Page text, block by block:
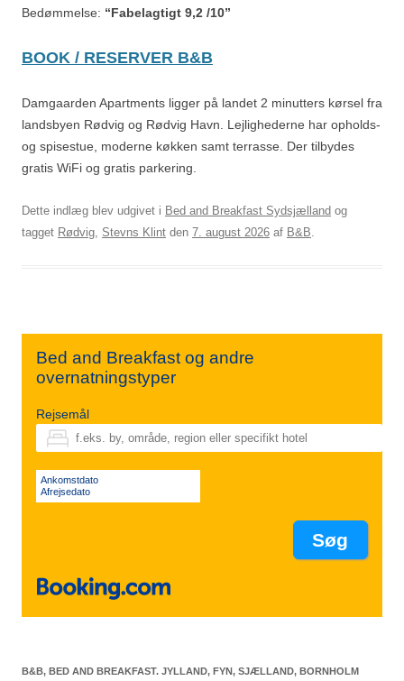
Bedømmelse: “Fabelagtigt 9,2 /10”
BOOK / RESERVER B&B
Damgaarden Apartments ligger på landet 2 minutters kørsel fra
landsbyen Rødvig og Rødvig Havn. Lejlighederne har opholds-
og spisestue, moderne køkken samt terrasse. Der tilbydes
gratis WiFi og gratis parkering.
Dette indlæg blev udgivet i Bed and Breakfast Sydsjælland og
tagget Rødvig, Stevns Klint den 7. august 2026 af B&B.
Bed and Breakfast og andre
overnatningstyper
Rejsemål
Ankomstdato
Afrejsedato
B&B, BED AND BREAKFAST. JYLLAND, FYN, SJÆLLAND, BORNHOLM